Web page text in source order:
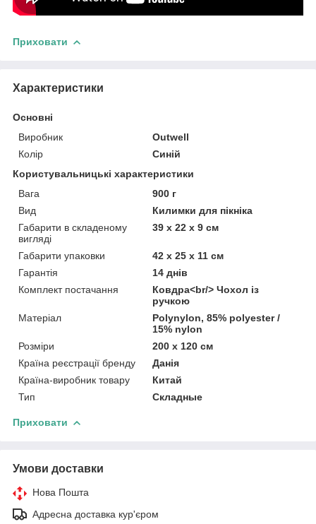
Приховати
Характеристики
Основні
Виробник
Outwell
Колір
Синій
Користувальницькі характеристики
Вага
900 г
Вид
Килимки для пікніка
Габарити в складеному
вигляді
39 x 22 x 9 см
Габарити упаковки
42 x 25 x 11 см
Гарантія
14 днів
Комплект постачання
Ковдра<br/> Чохол із
ручкою
Матеріал
Polynylon, 85% polyester /
15% nylon
Розміри
200 x 120 см
Країна реєстрації бренду
Данія
Країна-виробник товару
Китай
Тип
Складные
Приховати
Умови доставки
Нова Пошта
Адресна доставка кур'єром